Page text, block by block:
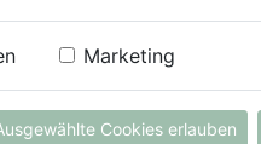
beifügen. Fisolen
anrichten und mit der
Marketing
Cookies erlauben